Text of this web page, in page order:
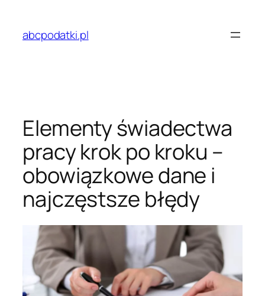
treściabcpodatki.pl
Elementy świadectwa
pracy krok po kroku –
obowiązkowe dane i
najczęstsze błędy